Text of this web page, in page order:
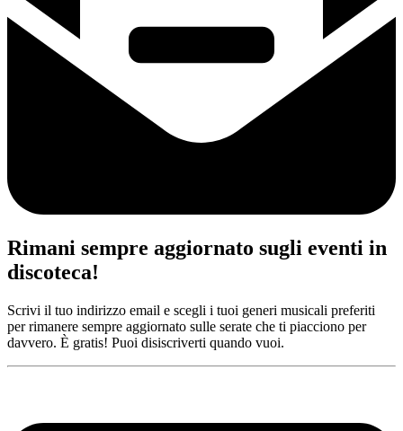
Rimani sempre aggiornato sugli eventi in
discoteca!
Scrivi il tuo indirizzo email e scegli i tuoi generi musicali preferiti
per rimanere sempre aggiornato sulle serate che ti piacciono per
davvero. È gratis! Puoi disiscriverti quando vuoi.